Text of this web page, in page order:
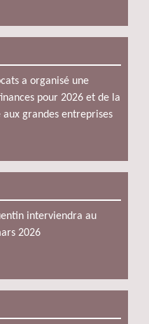
a organisé une
pour 2026 et de la
grandes entreprises
interviendra au
2026